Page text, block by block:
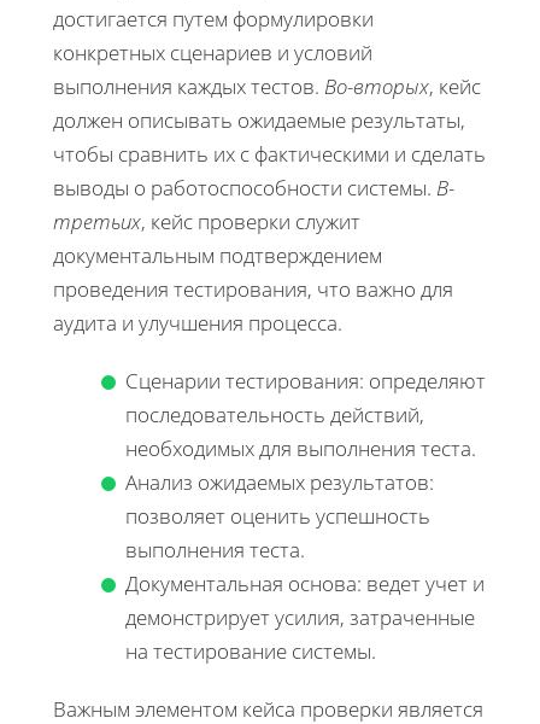
достигается путем формулировки
конкретных сценариев и условий
выполнения каждых тестов. Во-вторых, кейс
должен описывать ожидаемые результаты,
чтобы сравнить их с фактическими и сделать
выводы о работоспособности системы. В-
третьих, кейс проверки служит
документальным подтверждением
проведения тестирования, что важно для
аудита и улучшения процесса.
Сценарии тестирования: определяют
последовательность действий,
необходимых для выполнения теста.
Анализ ожидаемых результатов:
позволяет оценить успешность
выполнения теста.
Документальная основа: ведет учет и
демонстрирует усилия, затраченные
на тестирование системы.
Важным элементом кейса проверки является